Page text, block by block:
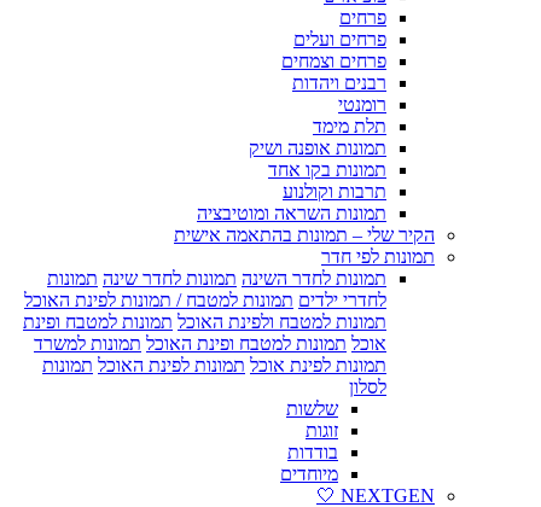
פרחים
פרחים ועלים
פרחים וצמחים
רבנים ויהדות
רומנטי
תלת מימד
תמונות אופנה ושיק
תמונות בקו אחד
תרבות וקולנוע
תמונות השראה ומוטיבציה
הקיר שלי – תמונות בהתאמה אישית
תמונות לפי חדר
תמונות לחדר השינה תמונות לחדר שינה תמונות
לחדרי ילדים תמונות למטבח / תמונות לפינת האוכל
תמונות למטבח ולפינת האוכל תמונות למטבח ופינת
אוכל תמונות למטבח ופינת האוכל תמונות למשרד
תמונות לפינת אוכל תמונות לפינת האוכל תמונות
לסלון
שלשות
זוגות
בודדות
מיוחדים
NEXTGEN 🤍